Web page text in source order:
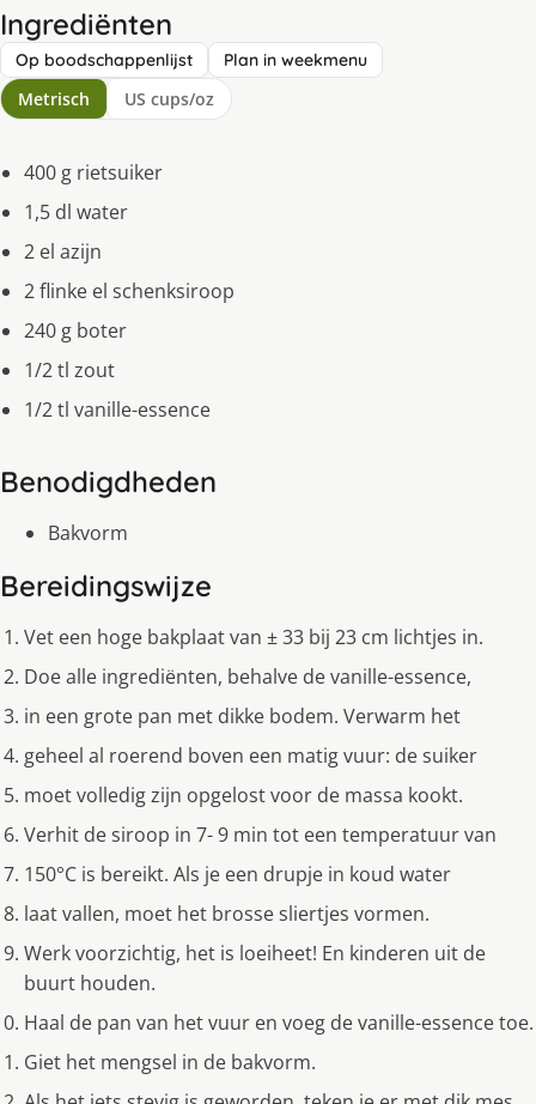
Ingrediënten
Op boodschappenlijst Plan in weekmenu
Metrisch US cups/oz
400 g rietsuiker
1,5 dl water
2 el azijn
2 flinke el schenksiroop
240 g boter
1/2 tl zout
1/2 tl vanille-essence
Benodigdheden
Bakvorm
Bereidingswijze
Vet een hoge bakplaat van ± 33 bij 23 cm lichtjes in.
Doe alle ingrediënten, behalve de vanille-essence,
in een grote pan met dikke bodem. Verwarm het
geheel al roerend boven een matig vuur: de suiker
moet volledig zijn opgelost voor de massa kookt.
Verhit de siroop in 7- 9 min tot een temperatuur van
150°C is bereikt. Als je een drupje in koud water
laat vallen, moet het brosse sliertjes vormen.
Werk voorzichtig, het is loeiheet! En kinderen uit de
buurt houden.
Haal de pan van het vuur en voeg de vanille-essence toe.
Giet het mengsel in de bakvorm.